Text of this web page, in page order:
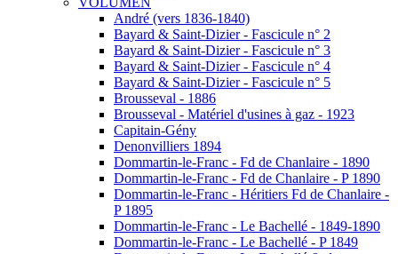
André (vers 1836-1840)
Bayard & Saint-Dizier - Fascicule n° 2
Bayard & Saint-Dizier - Fascicule n° 3
Bayard & Saint-Dizier - Fascicule n° 4
Bayard & Saint-Dizier - Fascicule n° 5
Brousseval - 1886
Brousseval - Matériel d'usines à gaz - 1923
Capitain-Gény
Denonvilliers 1894
Dommartin-le-Franc - Fd de Chanlaire - 1890
Dommartin-le-Franc - Fd de Chanlaire - P 1890
Dommartin-le-Franc - Héritiers Fd de Chanlaire -
P 1895
Dommartin-le-Franc - Le Bachellé - 1849-1890
Dommartin-le-Franc - Le Bachellé - P 1849